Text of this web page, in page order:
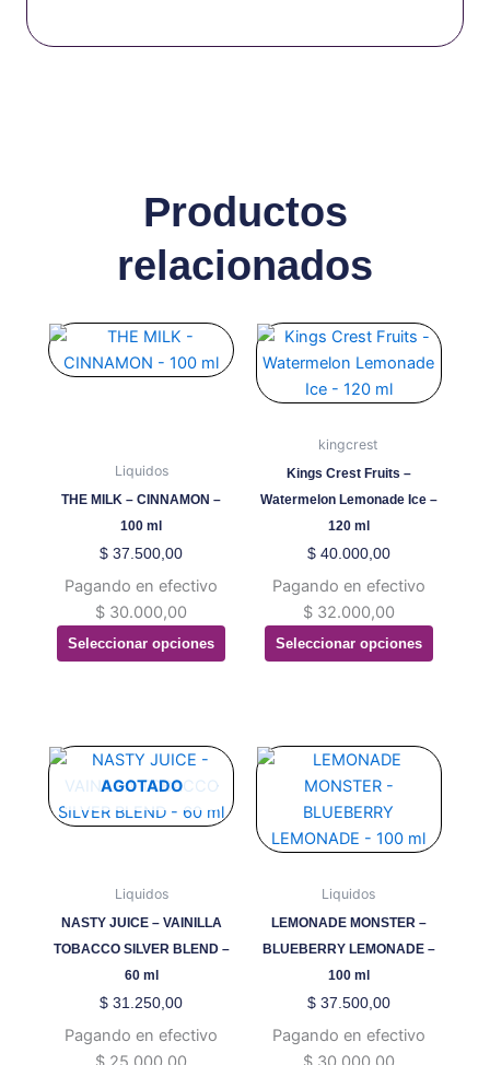
Productos
relacionados
Liquidos
THE MILK – CINNAMON –
100 ml
$ 37.500,00
Pagando en efectivo
$ 30.000,00
Seleccionar opciones
Este
producto
Las
opciones
se
pueden
en
la
página
kingcrest
Kings Crest Fruits –
Watermelon Lemonade Ice –
120 ml
$40.000,00
Pagando en efectivo
$32.000,00
Seleccionar opciones
Este
producto
tiene
variantes.
Las
opciones
se
pueden
en
la
página
AGOTADO
Liquidos
NASTY JUICE – VAINILLA
TOBACCO SILVER BLEND –
60 ml
$ 31.250,00
Pagando en efectivo
Este
producto
tiene
Las
opciones
se
pueden
elegir
la
Liquidos
LEMONADE MONSTER –
BLUEBERRY LEMONADE –
100 ml
$37.500,00
Pagando en efectivo
Este
producto
tiene
múltiples
Las
opciones
se
pueden
elegir
la